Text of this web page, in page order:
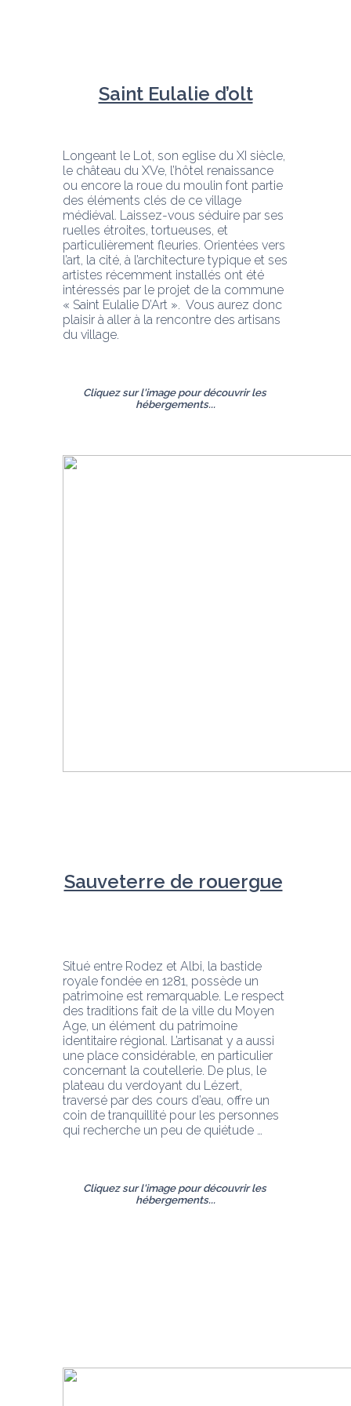
Saint Eulalie d’olt
Longeant le Lot, son eglise du XI siècle,
le château du XVe, l’hôtel renaissance
ou encore la roue du moulin font partie
des éléments clés de ce village
médiéval. Laissez-vous séduire par ses
ruelles étroites, tortueuses, et
particulièrement fleuries. Orientées vers
l’art, la cité, à l’architecture typique et ses
artistes récemment installés ont été
intéressés par le projet de la commune
« Saint Eulalie D’Art ».  Vous aurez donc
plaisir à aller à la rencontre des artisans
du village.
Cliquez sur l'image pour découvrir les
hébergements...
Sauveterre de rouergue
Situé entre Rodez et Albi, la bastide
royale fondée en 1281, possède un
patrimoine est remarquable. Le respect
des traditions fait de la ville du Moyen
Age, un élément du patrimoine
identitaire régional. L’artisanat y a aussi
une place considérable, en particulier
concernant la coutellerie. De plus, le
plateau du verdoyant du Lézert,
traversé par des cours d’eau, offre un
coin de tranquillité pour les personnes
qui recherche un peu de quiétude …
Cliquez sur l'image pour découvrir les
hébergements...